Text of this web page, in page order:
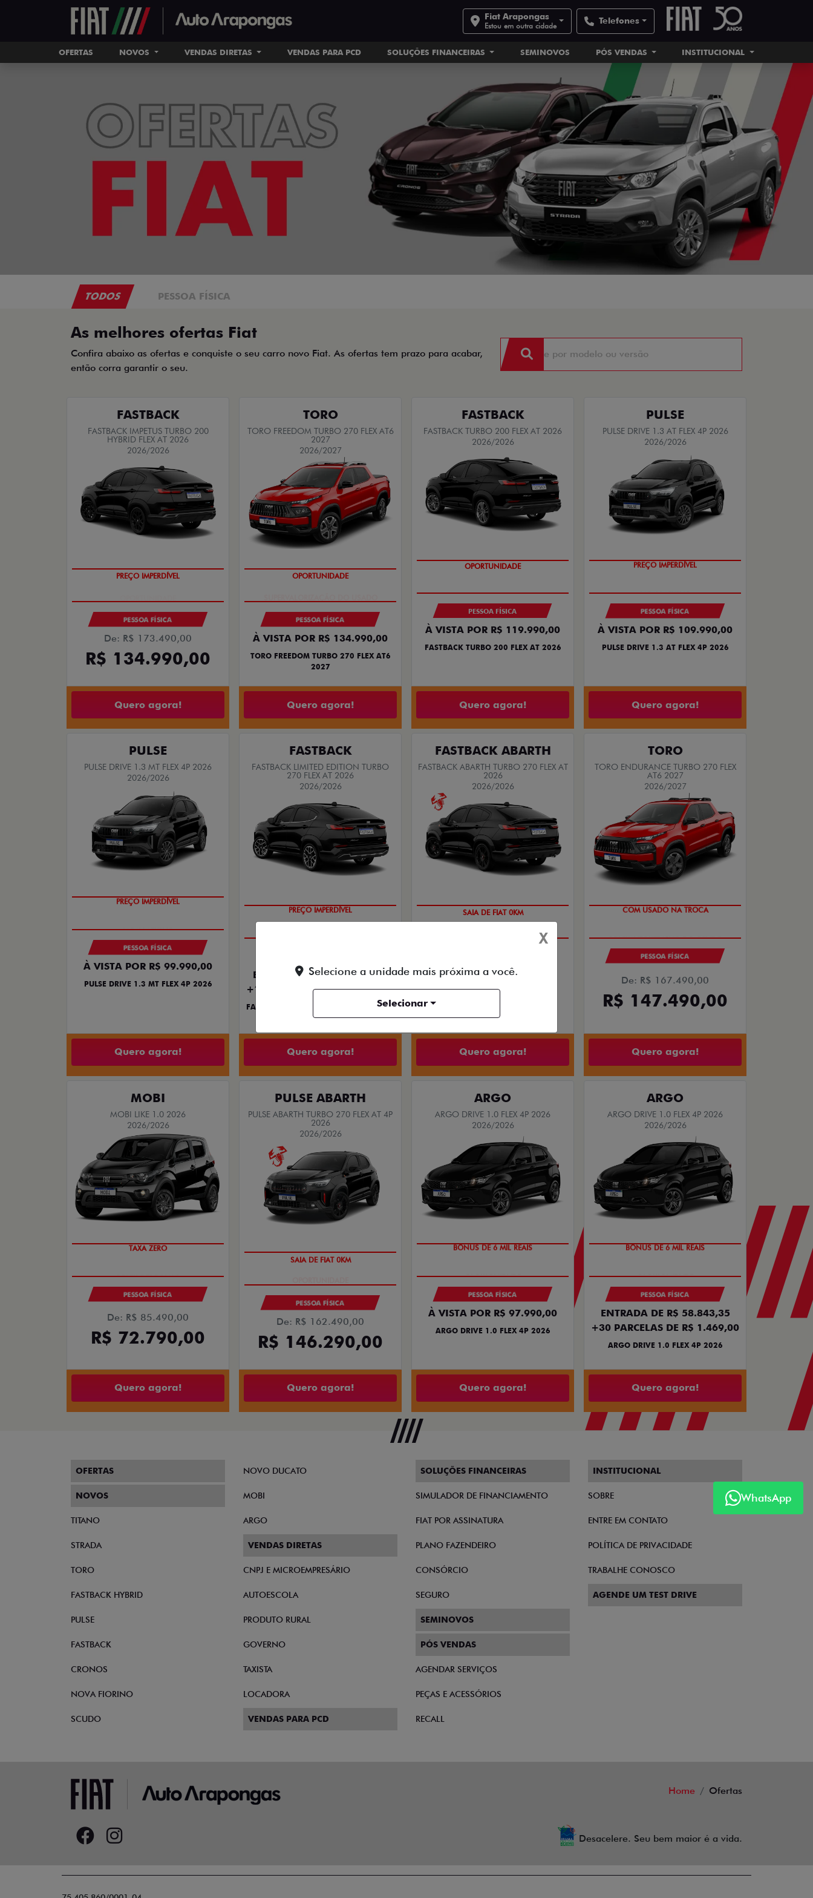
Fiat Arapongas
Estou em outra cidade Telefones
OFERTAS NOVOS VENDAS DIRETAS VENDAS PARA PCD SOLUÇÕES FINANCEIRAS SEMINOVOS PÓS VENDAS INSTITUCIONAL
TODOS PESSOA FÍSICA
As melhores ofertas Fiat
Confira abaixo as ofertas e conquiste o seu carro novo Fiat. As ofertas tem prazo para acabar,
então corra garantir o seu.
FASTBACK
FASTBACK IMPETUS TURBO 200
HYBRID FLEX AT 2026
2026/2026
PREÇO IMPERDÍVEL
PESSOA FÍSICA
De: R$ 173.490,00
R$ 134.990,00
Quero agora!
TORO
TORO FREEDOM TURBO 270 FLEX AT6
2027
2026/2027
OPORTUNIDADE
PESSOA FÍSICA
À VISTA POR R$ 134.990,00
TORO FREEDOM TURBO 270 FLEX AT6
2027
Quero agora!
FASTBACK
FASTBACK TURBO 200 FLEX AT 2026
2026/2026
OPORTUNIDADE
PESSOA FÍSICA
À VISTA POR R$ 119.990,00
FASTBACK TURBO 200 FLEX AT 2026
Quero agora!
PULSE
PULSE DRIVE 1.3 AT FLEX 4P 2026
2026/2026
PREÇO IMPERDÍVEL
PESSOA FÍSICA
À VISTA POR R$ 109.990,00
PULSE DRIVE 1.3 AT FLEX 4P 2026
Quero agora!
PULSE
PULSE DRIVE 1.3 MT FLEX 4P 2026
2026/2026
PREÇO IMPERDÍVEL
PESSOA FÍSICA
À VISTA POR R$ 99.990,00
PULSE DRIVE 1.3 MT FLEX 4P 2026
Quero agora!
FASTBACK
FASTBACK LIMITED EDITION TURBO
270 FLEX AT 2026
2026/2026
PREÇO IMPERDÍVEL
ENTRADA DE R$ 107.443,00
+18 PARCELAS DE R$ 2.820,83
FASTBACK LIMITED EDITION TURBO 270
FLEX AT 2026
Quero agora!
FASTBACK ABARTH
FASTBACK ABARTH TURBO 270 FLEX AT
2026
2026/2026
SAIA DE FIAT 0KM
R$ 156.490,00
Quero agora!
TORO
TORO ENDURANCE TURBO 270 FLEX
AT6 2027
2026/2027
COM USADO NA TROCA
PESSOA FÍSICA
De: R$ 167.490,00
R$ 147.490,00
Quero agora!
MOBI
MOBI LIKE 1.0 2026
2026/2026
TAXA ZERO
PESSOA FÍSICA
De: R$ 85.490,00
R$ 72.790,00
Quero agora!
PULSE ABARTH
PULSE ABARTH TURBO 270 FLEX AT 4P
2026
2026/2026
SAIA DE FIAT 0KM
PESSOA FÍSICA
De: R$ 162.490,00
R$ 146.290,00
Quero agora!
ARGO
ARGO DRIVE 1.0 FLEX 4P 2026
2026/2026
BÔNUS DE 6 MIL REAIS
PESSOA FÍSICA
À VISTA POR R$ 97.990,00
ARGO DRIVE 1.0 FLEX 4P 2026
Quero agora!
ARGO
ARGO DRIVE 1.0 FLEX 4P 2026
2026/2026
BÔNUS DE 6 MIL REAIS
PESSOA FÍSICA
ENTRADA DE R$ 58.843,35
+30 PARCELAS DE R$ 1.469,00
ARGO DRIVE 1.0 FLEX 4P 2026
Quero agora!
WhatsApp
OFERTAS
NOVOS
TITANO
STRADA
TORO
FASTBACK HYBRID
PULSE
FASTBACK
CRONOS
NOVA FIORINO
SCUDO
NOVO DUCATO
MOBI
ARGO
VENDAS DIRETAS
CNPJ E MICROEMPRESÁRIO
AUTOESCOLA
PRODUTO RURAL
GOVERNO
TAXISTA
LOCADORA
VENDAS PARA PCD
SOLUÇÕES FINANCEIRAS
SIMULADOR DE FINANCIAMENTO
FIAT POR ASSINATURA
PLANO FAZENDEIRO
CONSÓRCIO
SEGURO
SEMINOVOS
PÓS VENDAS
AGENDAR SERVIÇOS
PEÇAS E ACESSÓRIOS
RECALL
INSTITUCIONAL
SOBRE
ENTRE EM CONTATO
POLÍTICA DE PRIVACIDADE
TRABALHE CONOSCO
AGENDE UM TEST DRIVE
Home Ofertas
Desacelere. Seu bem maior é a vida.
X
Selecione a unidade mais próxima a você.
Selecionar